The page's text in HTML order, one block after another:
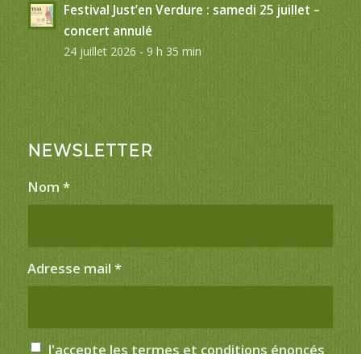
Festival Just’en Verdure : samedi 25 juillet –
concert annulé
24 juillet 2026 - 9 h 35 min
NEWSLETTER
Nom *
Adresse mail *
J'accepte les termes et conditions énoncés